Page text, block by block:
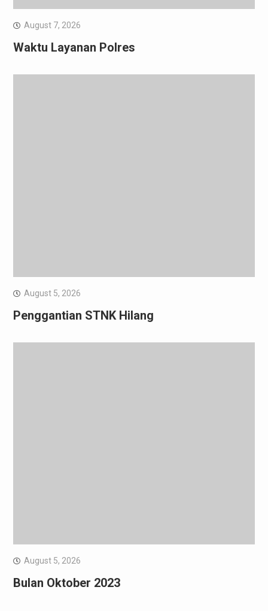
August 7, 2026
Waktu Layanan Polres
August 5, 2026
Penggantian STNK Hilang
August 5, 2026
Bulan Oktober 2023